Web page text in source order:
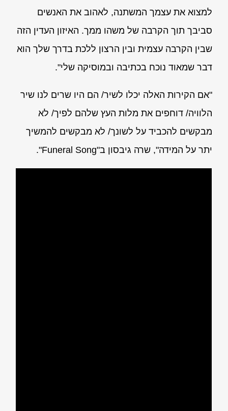
למצוא את עצמך המשתנה, לאהוב את האנשים
סביבך תוך הקרבה של משהו ממך. האיזון העדין הזה
שבין הקרבה עצמית ובין הרצון ללכת בדרך שלך הוא
דבר שמאוד נוכח בכתיבה ובמוסיקה שלי".
"אם הקירות האלה יכלו לשיר/ הם היו שרים לנו שיר
הלוויה/ דוחפים את מלות העץ שלהם לפיך/ לא
מבקשים להכביד על לשונך/ לא מבקשים להמשיך
יתר על המידה", שרה גיבסון ב"Funeral Song".